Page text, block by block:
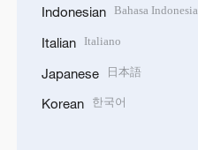
Indonesian Bahasa Indonesia
Italian Italiano
Japanese 日本語
Korean 한국어